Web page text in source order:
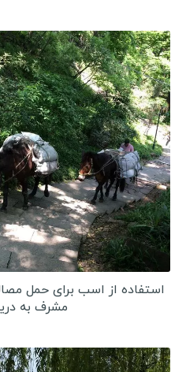
استفاده از اسب برای حمل
مشرف به